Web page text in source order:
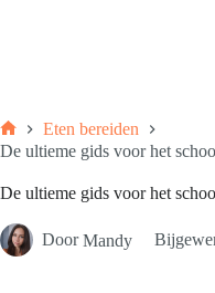
Eten bereiden
De ultieme gids voor het
De ultieme gids voor het
Door Mandy